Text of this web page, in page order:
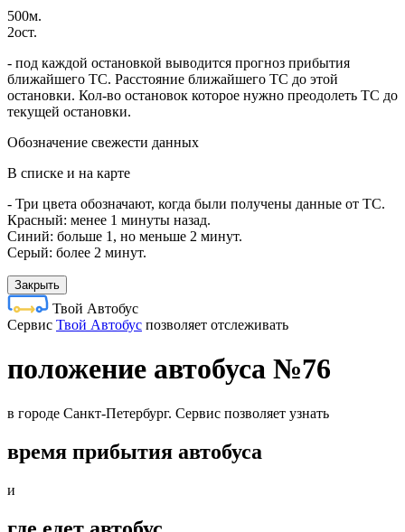
500м.
2ост.
- под каждой остановкой выводится прогноз прибытия
ближайшего ТС. Расстояние ближайшего ТС до этой
остановки. Кол-во остановок которое нужно преодолеть ТС до
текущей остановки.
Обозначение свежести данных
В списке и на карте
- Три цвета обозначают, когда были получены данные от ТС.
Красный: менее 1 минуты назад.
Синий: больше 1, но меньше 2 минут.
Серый: более 2 минут.
Закрыть
Твой Автобус
Cервис Твой Автобус позволяет отслеживать
положение автобуса №76
в городе Санкт-Петербург. Сервис позволяет узнать
время прибытия автобуса
и